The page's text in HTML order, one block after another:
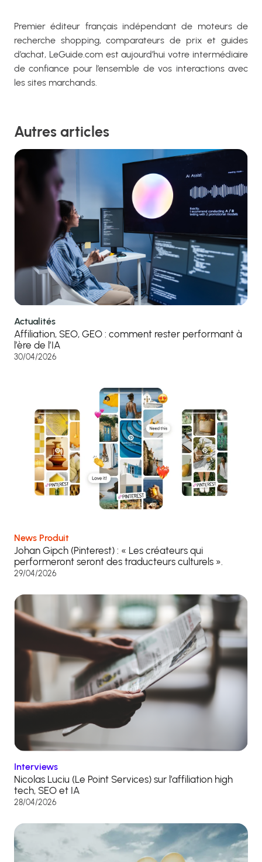
Premier éditeur français indépendant de moteurs de
recherche shopping, comparateurs de prix et guides
d’achat, LeGuide.com est aujourd’hui votre intermédiaire
de confiance pour l’ensemble de vos interactions avec
les sites marchands.
Autres articles
Actualités
Affiliation, SEO, GEO : comment rester performant à
l’ère de l’IA
30/04/2026
News Produit
Johan Gipch (Pinterest) : « Les créateurs qui
performeront seront des traducteurs culturels ».
29/04/2026
Interviews
Nicolas Luciu (Le Point Services) sur l’affiliation high
tech, SEO et IA
28/04/2026